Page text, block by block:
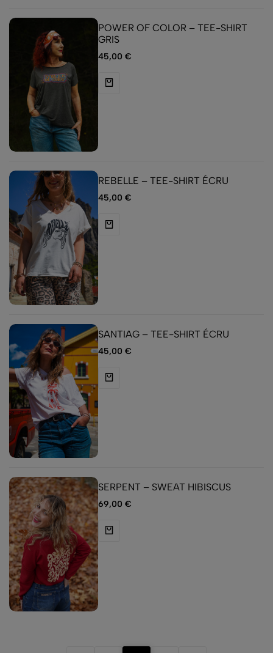
POWER OF COLOR – TEE-SHIRT
GRIS
45,00€
REBELLE – TEE-SHIRT ÉCRU
45,00€
SANTIAG – TEE-SHIRT ÉCRU
45,00€
SERPENT – SWEAT HIBISCUS
69,00€